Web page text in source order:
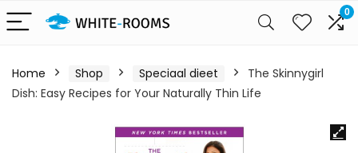
0
Home Shop Speciaal dieet
The Skinnygirl
Dish: Easy Recipes for Your Naturally Thin Life